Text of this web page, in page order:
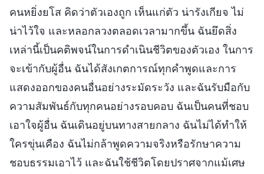
คนหยิ่งยโส คิดว่าตัวเองถูก เห็นแก่ตัว น่ารังเกียจ ไม่
น่าไว้ใจ และหลอกลวงตลอดเวลามากขึ้น ฉันยึดสิ่ง
เหล่านี้เป็นคติพจน์ในการดำเนินชีวิตของตัวเอง ในการ
จะเข้ากับผู้อื่น ฉันได้สังเกตการณ์ทุกคำพูดและการ
แสดงออกของคนอื่นอย่างระมัดระวัง และฉันรับมือกับ
ความสัมพันธ์กับทุกคนอย่างรอบคอบ ฉันเป็นคนที่ชอบ
เอาใจผู้อื่น ฉันเดินอยู่บนทางสายกลาง ฉันไม่ได้ทำให้
ใครขุ่นเคือง ฉันไม่กล้าพูดความจริงหรือรักษาความ
ชอบธรรมเอาไว้ และฉันใช้ชีวิตโดยปราศจากแม้เศษ